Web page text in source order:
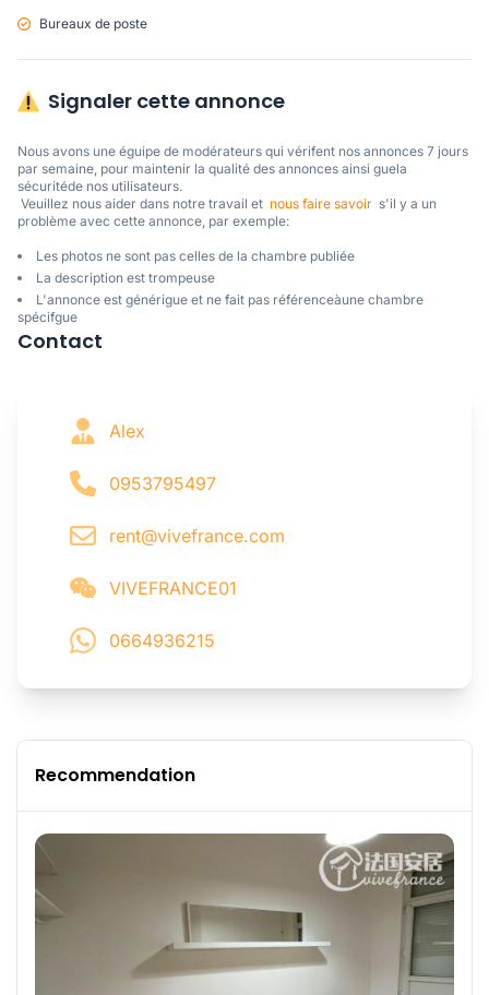
Bureaux de poste
Signaler cette annonce
Nous avons une éguipe de modérateurs qui vérifent nos annonces 7 jours
par semaine, pour maintenir la qualité des annonces ainsi guela
sécuritéde nos utilisateurs.
Veuillez nous aider dans notre travail et nous faire savoir
  s'il y a un
problème avec cette annonce, par exemple:
Les photos ne sont pas celles de la chambre publiée
La description est trompeuse
L'annonce est générigue et ne fait pas référenceàune chambre
spécifgue
Contact
Alex
0953795497
rent@vivefrance.com
VIVEFRANCE01
0664936215
Recommendation